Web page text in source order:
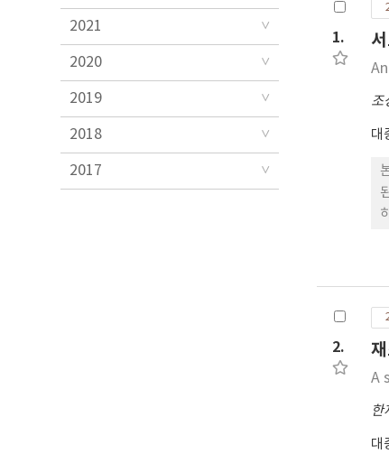
2021
2020
2019
2018
2017
1.
조
대
2.
A
한
대